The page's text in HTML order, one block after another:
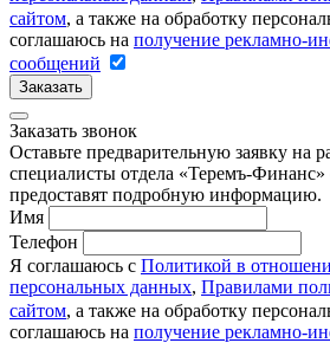
сайтом, а также на обработку
соглашаюсь на получение рекламно-
сообщений
Заказать
Заказать звонок
Оставьте предварительную заявку на
специалисты отдела «Теремъ-
предоставят подробную информацию.
Имя
Телефон
Я соглашаюсь с Политикой в
персональных данных, Правилами
сайтом, а также на обработку
соглашаюсь на получение рекламно-